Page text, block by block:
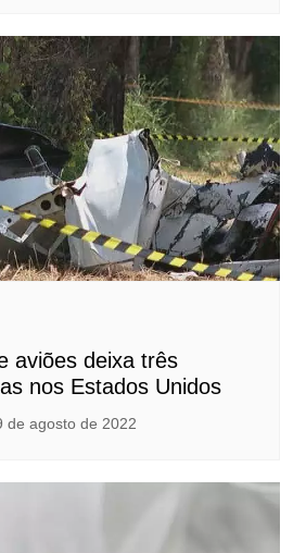
aviões deixa três
nos Estados Unidos
de agosto de 2022